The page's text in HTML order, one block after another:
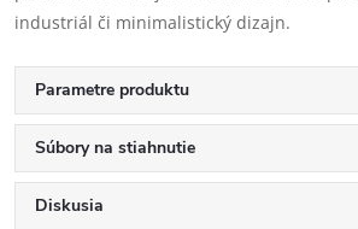
industriál či minimalistický dizajn.
Parametre produktu
Súbory na stiahnutie
Diskusia